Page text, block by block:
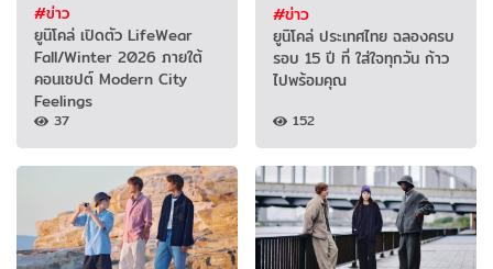
#ข่าว
ยูนิโคล่ เปิดตัว LifeWear
Fall/Winter 2026 ภายใต้
คอนเซปต์ Modern City
Feelings
37
#ข่าว
ยูนิโคล่ ประเทศไทย ฉลองครบ
รอบ 15 ปี ที่ ใส่ใจทุกวัน ก้าว
ไปพร้อมคุณ
152